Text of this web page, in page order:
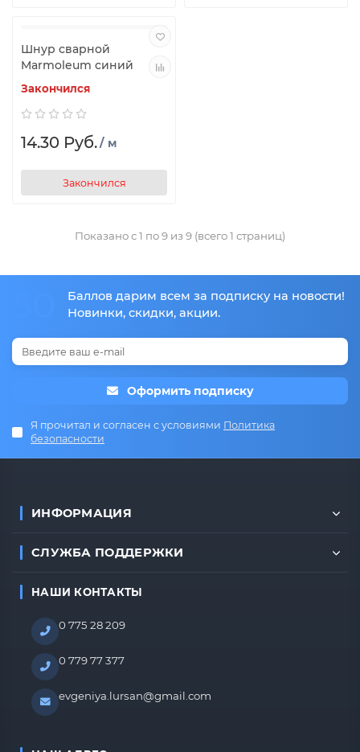
Шнур сварной
Marmoleum синий
Закончился
14.30 Руб./ м
Закончился
Показано с 1 по 9 из 9 (всего 1 страниц)
Баллов дарим всем за подписку на новости!
Новинки, скидки, акции.
Оформить подписку
Я прочитал и согласен с условиями Политика
безопасности
ИНФОРМАЦИЯ
СЛУЖБА ПОДДЕРЖКИ
НАШИ КОНТАКТЫ
0 775 28 209
0 779 77 377
evgeniya.lursan@gmail.com